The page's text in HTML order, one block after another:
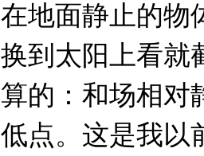
地面静止的物
到太阳上看就
的：和场相对
点。这是我以